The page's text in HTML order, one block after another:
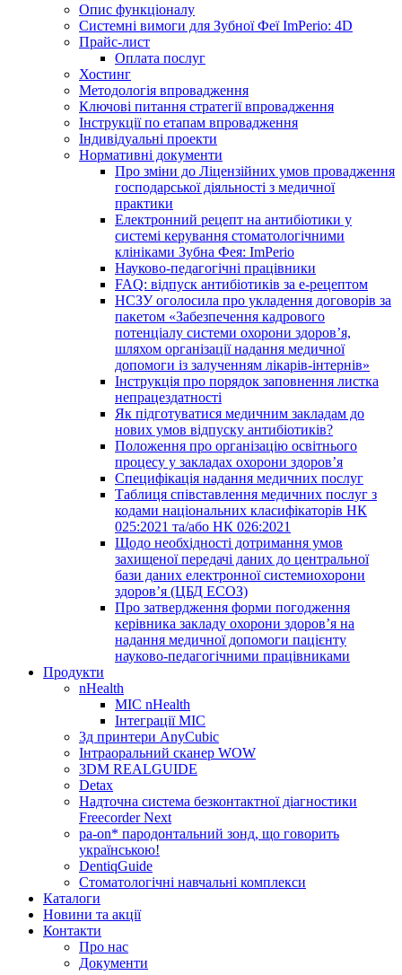
Опис функціоналу
Системні вимоги для Зубної Феї ImPerio: 4D
Прайс-лист
Оплата послуг
Хостинг
Методологія впровадження
Ключові питання стратегії впровадження
Інструкції по етапам впровадження
Індивідуальні проекти
Нормативні документи
Про зміни до Ліцензійних умов провадження
господарської діяльності з медичної
практики
Електронний рецепт на антибіотики у
системі керування стоматологічними
клініками Зубна Фея: ImPerio
Науково-педагогічні працівники
FAQ: відпуск антибіотиків за е-рецептом
НСЗУ оголосила про укладення договорів за
пакетом «Забезпечення кадрового
потенціалу системи охорони здоров’я,
шляхом організації надання медичної
допомоги із залученням лікарів-інтернів»
Інструкція про порядок заповнення листка
непрацездатності
Як підготуватися медичним закладам до
нових умов відпуску антибіотиків?
Положення про організацію освітнього
процесу у закладах охорони здоров’я
Специфікація надання медичних послуг
Таблиця співставлення медичних послуг з
кодами національних класифікаторів НК
025:2021 та/або НК 026:2021
Щодо необхідності дотримання умов
захищеної передачі даних до центральної
бази даних електронної системиохорони
здоров’я (ЦБД ЕСОЗ)
Про затвердження форми погодження
керівника закладу охорони здоров’я на
надання медичної допомоги пацієнту
науково-педагогічними працівниками
Продукти
nHealth
МІС nHealth
Інтеграції МІС
3д принтери AnyCubic
Інтраоральний сканер WOW
3DM REALGUIDE
Detax
Надточна система безконтактної діагностики
Freecorder Next
pa-on* пародонтальний зонд, що говорить
українською!
DentiqGuide
Стоматологічні навчальні комплекси
Каталоги
Новини та акції
Контакти
Про нас
Документи